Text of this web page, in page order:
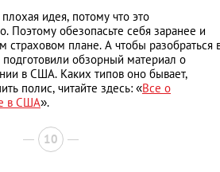
идея, потому что это
Поэтому обезопасьте себя заранее и
страховом плане. А чтобы разобраться
обзорный материал о
в США. Каких типов оно бывает,
полис, читайте здесь: «Все о
в США».
10